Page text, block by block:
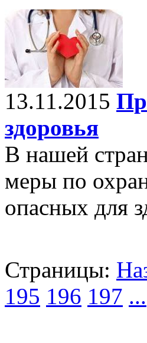
13.11.2015
здоровья
В нашей
меры по
опасных для
Страницы:
195 196 197 ...